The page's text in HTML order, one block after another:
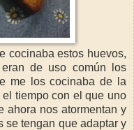
cocinaba estos huevos,
de uso común los
me los cocinaba de la
tiempo con el que uno
ahora nos atormentan y
se tengan que adaptar y